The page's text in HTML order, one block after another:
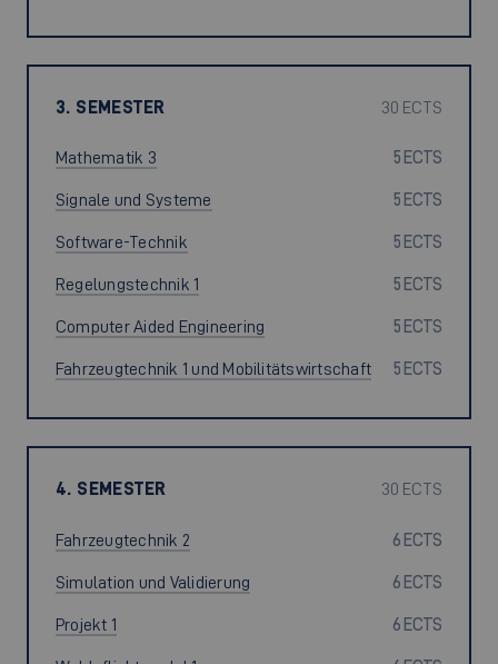
3. SEMESTER 30 ECTS
Mathematik 3 5 ECTS
Signale und Systeme 5 ECTS
Software-Technik 5 ECTS
Regelungstechnik 1 5 ECTS
Computer Aided Engineering 5 ECTS
Fahrzeugtechnik 1 und Mobilitätswirtschaft 5 ECTS
4. SEMESTER 30 ECTS
Fahrzeugtechnik 2 6 ECTS
Simulation und Validierung 6 ECTS
Projekt 1 6 ECTS